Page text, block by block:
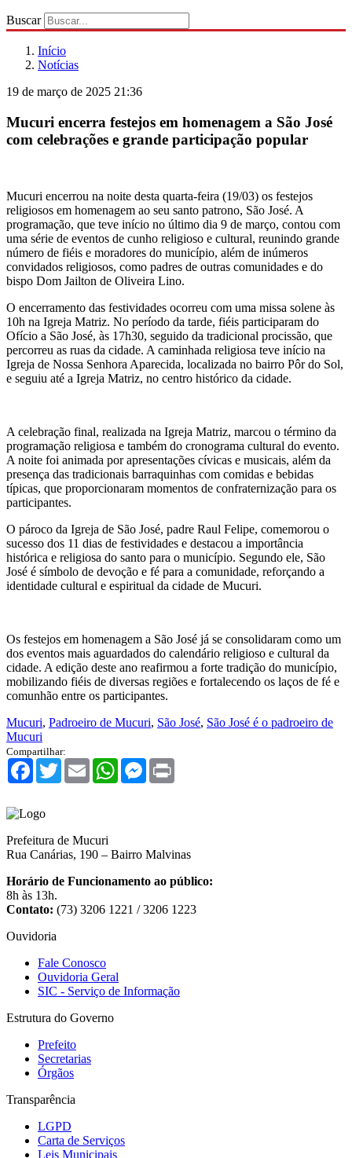
Buscar
Início
Notícias
19 de março de 2025 21:36
Mucuri encerra festejos em homenagem a São José
com celebrações e grande participação popular
Mucuri encerrou na noite desta quarta-feira (19/03) os festejos
religiosos em homenagem ao seu santo patrono, São José. A
programação, que teve início no último dia 9 de março, contou com
uma série de eventos de cunho religioso e cultural, reunindo grande
número de fiéis e moradores do município, além de inúmeros
convidados religiosos, como padres de outras comunidades e do
bispo Dom Jailton de Oliveira Lino.
O encerramento das festividades ocorreu com uma missa solene às
10h na Igreja Matriz. No período da tarde, fiéis participaram do
Ofício a São José, às 17h30, seguido da tradicional procissão, que
percorreu as ruas da cidade. A caminhada religiosa teve início na
Igreja de Nossa Senhora Aparecida, localizada no bairro Pôr do Sol,
e seguiu até a Igreja Matriz, no centro histórico da cidade.
A celebração final, realizada na Igreja Matriz, marcou o término da
programação religiosa e também do cronograma cultural do evento.
A noite foi animada por apresentações cívicas e musicais, além da
presença das tradicionais barraquinhas com comidas e bebidas
típicas, que proporcionaram momentos de confraternização para os
participantes.
O pároco da Igreja de São José, padre Raul Felipe, comemorou o
sucesso dos 11 dias de festividades e destacou a importância
histórica e religiosa do santo para o município. Segundo ele, São
José é símbolo de devoção e fé para a comunidade, reforçando a
identidade cultural e espiritual da cidade de Mucuri.
Os festejos em homenagem a São José já se consolidaram como um
dos eventos mais aguardados do calendário religioso e cultural da
cidade. A edição deste ano reafirmou a forte tradição do município,
mobilizando fiéis de diversas regiões e fortalecendo os laços de fé e
comunhão entre os participantes.
Mucuri, Padroeiro de Mucuri, São José, São José é o padroeiro de
Mucuri
Compartilhar:
Facebook
TwitterEmail WhatsAppMessenger
Prefeitura de Mucuri
Rua Canárias, 190 – Bairro Malvinas
Horário de Funcionamento ao público:
8h às 13h.
Contato: (73) 3206 1221 / 3206 1223
Ouvidoria
Fale Conosco
Ouvidoria Geral
SIC - Serviço de Informação
Estrutura do Governo
Prefeito
Secretarias
Órgãos
Transparência
LGPD
Carta de Serviços
Leis Municipais